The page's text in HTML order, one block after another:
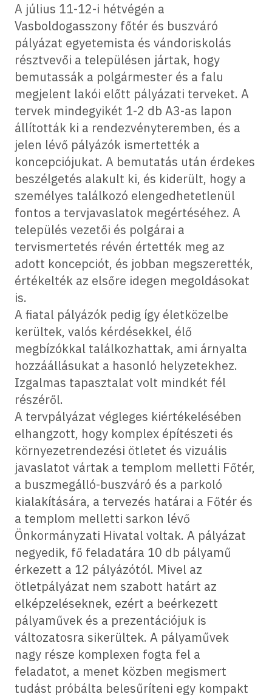
A július 11-12-i hétvégén a
Vasboldogasszony főtér és buszváró
pályázat egyetemista és vándoriskolás
résztvevői a településen jártak, hogy
bemutassák a polgármester és a falu
megjelent lakói előtt pályázati terveket. A
tervek mindegyikét 1-2 db A3-as lapon
állították ki a rendezvényteremben, és a
jelen lévő pályázók ismertették a
koncepciójukat. A bemutatás után érdekes
beszélgetés alakult ki, és kiderült, hogy a
személyes találkozó elengedhetetlenül
fontos a tervjavaslatok megértéséhez. A
település vezetői és polgárai a
tervismertetés révén értették meg az
adott koncepciót, és jobban megszerették,
értékelték az elsőre idegen megoldásokat
is.
A fiatal pályázók pedig így életközelbe
kerültek, valós kérdésekkel, élő
megbízókkal találkozhattak, ami árnyalta
hozzáállásukat a hasonló helyzetekhez.
Izgalmas tapasztalat volt mindkét fél
részéről.
A tervpályázat végleges kiértékelésében
elhangzott, hogy komplex építészeti és
környezetrendezési ötletet és vizuális
javaslatot vártak a templom melletti Főtér,
a buszmegálló-buszváró és a parkoló
kialakítására, a tervezés határai a Főtér és
a templom melletti sarkon lévő
Önkormányzati Hivatal voltak. A pályázat
negyedik, fő feladatára 10 db pályamű
érkezett a 12 pályázótól. Mivel az
ötletpályázat nem szabott határt az
elképzeléseknek, ezért a beérkezett
pályaművek és a prezentációjuk is
változatosra sikerültek. A pályaművek
nagy része komplexen fogta fel a
feladatot, a menet közben megismert
tudást próbálta belesűríteni egy kompakt